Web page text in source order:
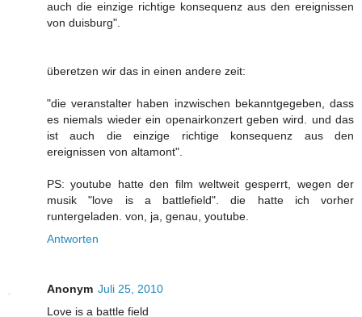
auch die einzige richtige konsequenz aus den ereignissen
von duisburg".
überetzen wir das in einen andere zeit:
"die veranstalter haben inzwischen bekanntgegeben, dass
es niemals wieder ein openairkonzert geben wird. und das
ist auch die einzige richtige konsequenz aus den
ereignissen von altamont".
PS: youtube hatte den film weltweit gesperrt, wegen der
musik "love is a battlefield". die hatte ich vorher
runtergeladen. von, ja, genau, youtube.
Antworten
Anonym Juli 25, 2010
Love is a battle field